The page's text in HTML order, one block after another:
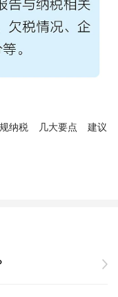
纳税 几大要点
建议